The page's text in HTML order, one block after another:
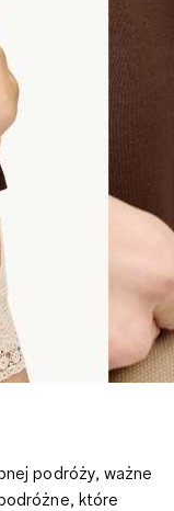
podróży, ważne
które